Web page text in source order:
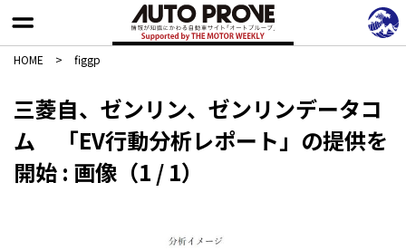
HOME > figgp
三菱自、ゼンリン、ゼンリンデータコ
ム 「EV行動分析レポート」の提供を
開始 : 画像（1 / 1）